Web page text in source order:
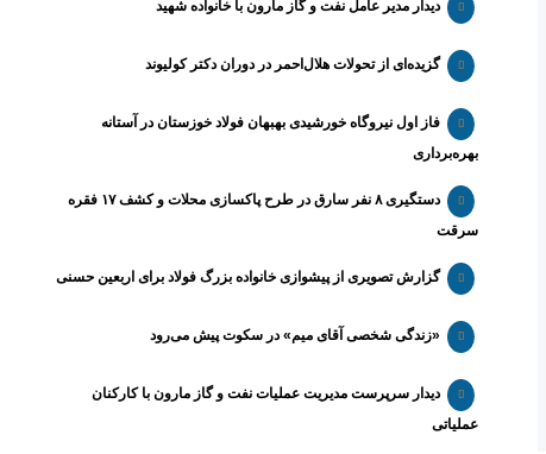
دیدار مدیر عامل نفت و گاز مارون با خانواده شهید
گزیده‌ای از تحولات هلال‌احمر در دوران دکتر کولیوند
فاز اول نیروگاه خورشیدی بهبهان فولاد خوزستان در آستانه
بهره‌برداری
دستگیری ۸ نفر سارق در طرح پاکسازی محلات و کشف ۱۷ فقره
سرقت
گزارش تصویری از پیشوازی خانواده بزرگ فولاد برای اربعین حسنی
«زندگی شخصی آقای میم» در سکوت پیش می‌رود
دیدار سرپرست مدیریت عملیات نفت و گاز مارون با کارکنان
عملیاتی